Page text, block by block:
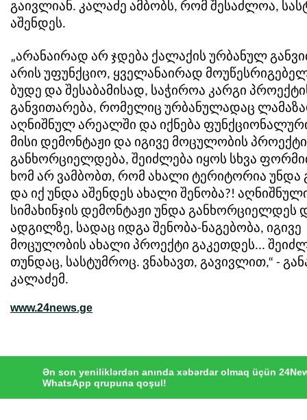
გაივლიან. კალაძე ამბობს, რომ შესაძლოა,
აშენდეს.
„არანაირად არ ჯდება ქალაქის ურბანულ
არის უფუნქციო, ყველანაირად
ბუდე და შესაბამისად, საჭიროა კარგი
განვითარება, რომელიც ურბანულადაც
აღნიშნულ არეალში და იქნება
მისი დემონტაჟი და იგივე მოცულობის პროექტი
განხორციელდება, შეიძლება იყოს სხვა
ხომ არ ვამბობთ, რომ ახალი ტერიტორია უნდა
და იქ უნდა აშენდეს ახალი შენობა?!
სიმახინჯის დემონტაჟი უნდა განხორციელდეს
ადგილზე, სადაც იდგა შენობა-ნაგებობა, იგივე
მოცულობის ახალი პროექტი გაკეთდეს...
თუნდაც, სასტუმროც. ვნახავთ, გავივლით,“ -
კალაძემ.
www.24news.ge
Ən son yeniliklərdən anında xəbərdar olmaq üçün
WhatsApp qrupuna qoşul!